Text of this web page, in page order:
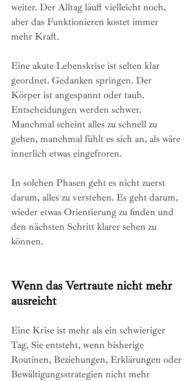
weiter. Der Alltag läuft vielleicht noch,
aber das Funktionieren kostet immer
mehr Kraft.
Eine akute Lebenskrise ist selten klar
geordnet. Gedanken springen. Der
Körper ist angespannt oder taub.
Entscheidungen werden schwer.
Manchmal scheint alles zu schnell zu
gehen, manchmal fühlt es sich an, als wäre
innerlich etwas eingefroren.
In solchen Phasen geht es nicht zuerst
darum, alles zu verstehen. Es geht darum,
wieder etwas Orientierung zu finden und
den nächsten Schritt klarer sehen zu
können.
Wenn das Vertraute nicht mehr
ausreicht
Eine Krise ist mehr als ein schwieriger
Tag. Sie entsteht, wenn bisherige
Routinen, Beziehungen, Erklärungen oder
Bewältigungsstrategien nicht mehr